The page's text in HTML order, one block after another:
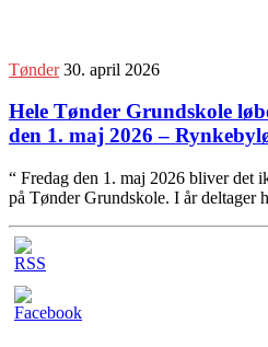
Tønder 30. april 2026
Hele Tønder Grundskole
den 1. maj 2026 –
“ Fredag den 1. maj 2026 bliver det
på Tønder Grundskole. I år deltager